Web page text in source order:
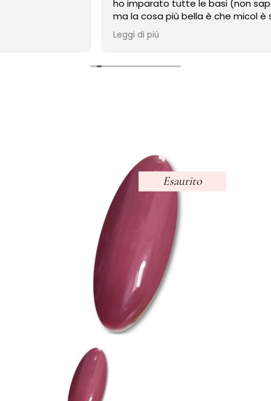
ho imparato tutte le basi (non sapevo nulla)
ma la cosa più bella è che micol è sempre disponibile
anche adesso a distanza di un anno, mi risponde
sempre,e mi ha sempre aiutato
Esaurito